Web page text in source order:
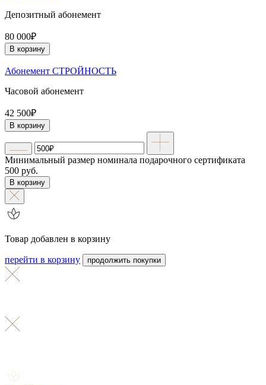
Депозитный абонемент
80 000₽
В корзину
Абонемент СТРОЙНОСТЬ
Часовой абонемент
42 500₽
В корзину
Минимальный размер номинала подарочного сертификата
500 руб.
В корзину
Товар добавлен в корзину
перейти в корзину продолжить покупки